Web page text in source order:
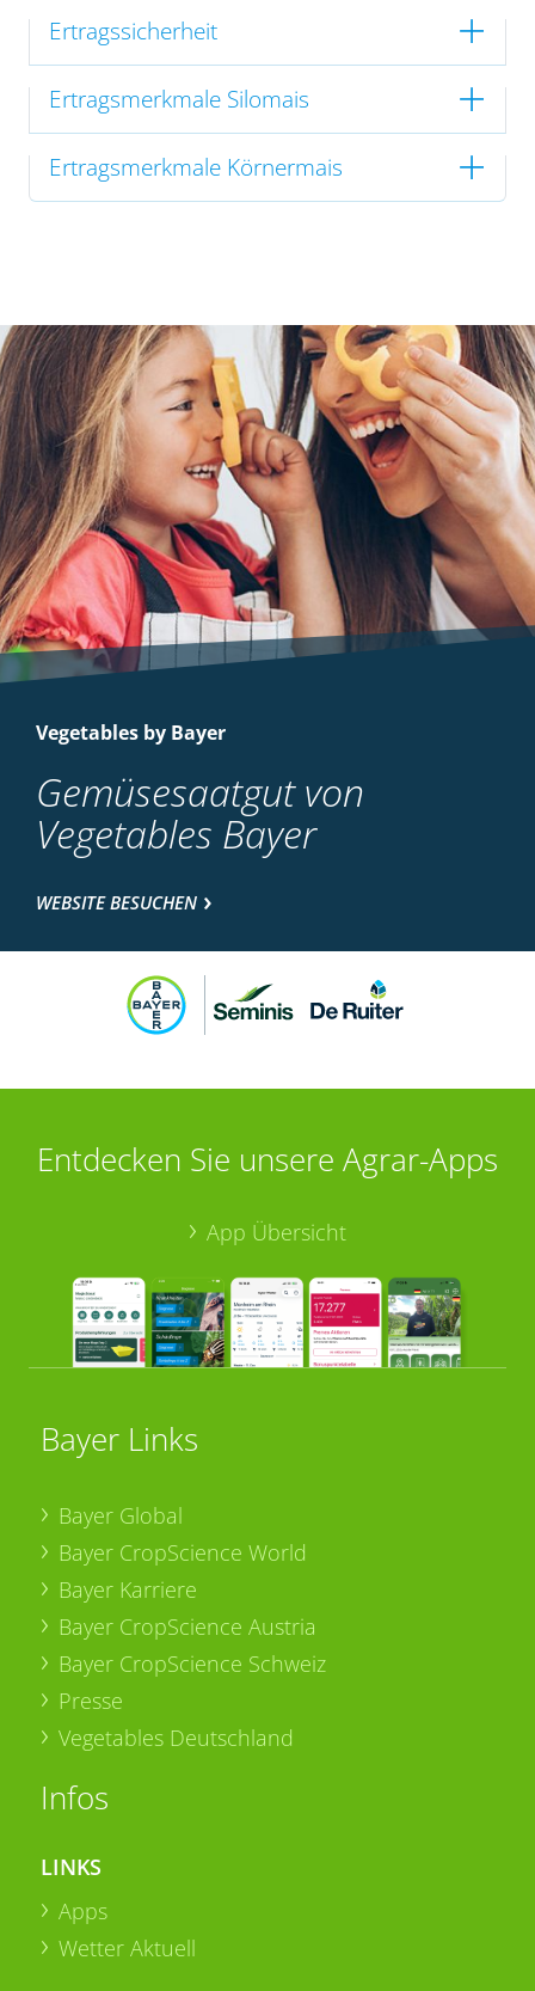
Ertragssicherheit
Ertragsmerkmale Silomais
Ertragsmerkmale Körnermais
Vegetables by Bayer
Gemüsesaatgut von
Vegetables Bayer
WEBSITE BESUCHEN
Entdecken Sie unsere Agrar-Apps
App Übersicht
Bayer Links
Bayer Global
Bayer CropScience World
Bayer Karriere
Bayer CropScience Austria
Bayer CropScience Schweiz
Presse
Vegetables Deutschland
Infos
LINKS
Apps
Wetter Aktuell